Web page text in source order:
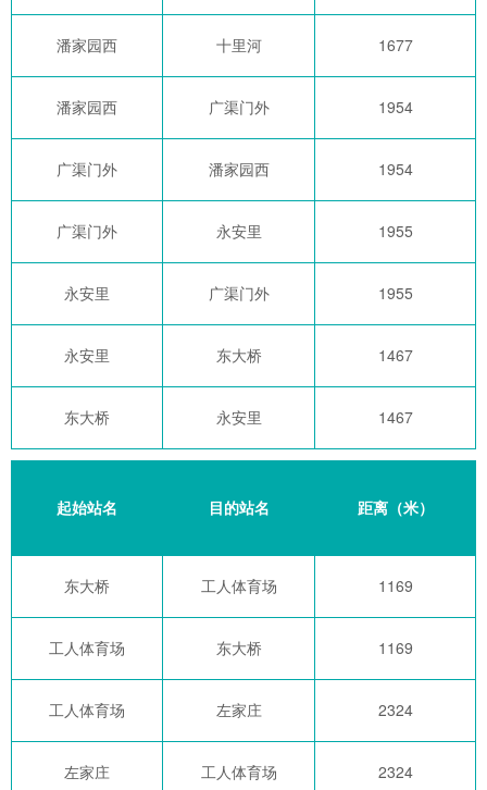
潘家园西 十里河 1677
潘家园西 广渠门外 1954
广渠门外 潘家园西 1954
广渠门外 永安里 1955
永安里 广渠门外 1955
永安里 东大桥 1467
东大桥 永安里 1467
起始站名 目的站名 距离（米）
东大桥 工人体育场 1169
工人体育场 东大桥 1169
工人体育场 左家庄 2324
左家庄 工人体育场 2324